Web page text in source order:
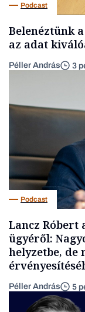
Podcast
Belenéztünk
az adat
Péller András 3
Podcast
Lancz Róbert
ügyéről:
helyzetbe, de
Péller András 5